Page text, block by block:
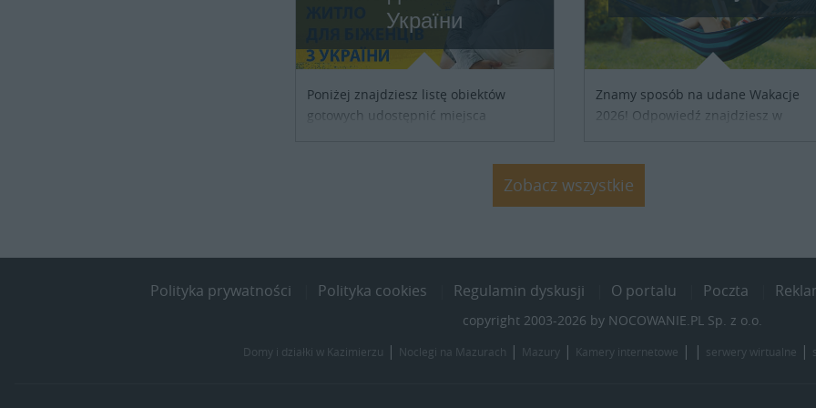
України
Poniżej znajdziesz listę obiektów
gotowych udostępnić miejsca
kraju. Skontaktuj się z właścicielem
Znamy sposób na udane Wakacje
2026! Odpowiedź znajdziesz w
atrakcyjne noclegi czekają...
Zobacz wszystkie
Polityka prywatności Polityka cookies Regulamin dyskusji O portalu Poczta
copyright 2003-2026 by NOCOWANIE.PL Sp. z o.o.
Domy i działki w Kazimierzu | Noclegi na Mazurach | Mazury | Kamery internetowe | | serwery wirtualne |